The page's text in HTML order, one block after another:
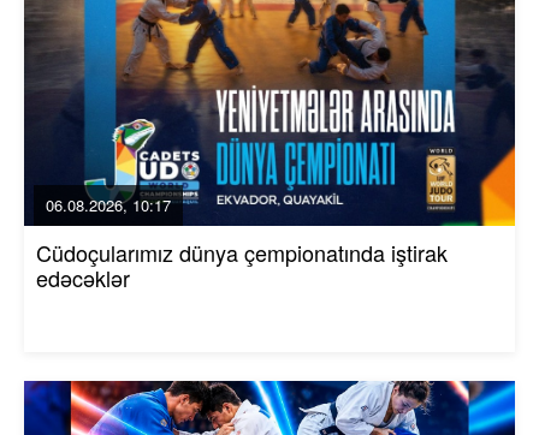
06.08.2026, 10:17
Cüdoçularımız dünya çempionatında iştirak
edəcəklər